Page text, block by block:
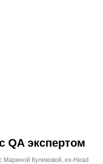
QA экспертом
Мариной Куликовой, ex-Head